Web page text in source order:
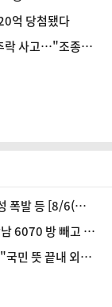
억 당첨됐다
락 사고…"조종사
폭발 등 [8/6(목)
6070 방 빼고 외
]민 뜻 끝내 외